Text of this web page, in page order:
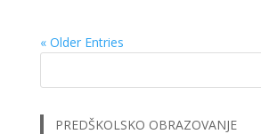
« Older Entries
PREDŠKOLSKO OBRAZOVANJE